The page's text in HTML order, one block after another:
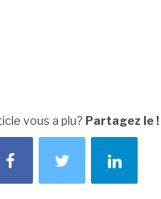
vous a plu? Partagez le !